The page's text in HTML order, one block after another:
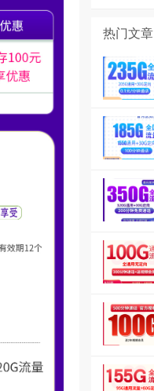
热门文章